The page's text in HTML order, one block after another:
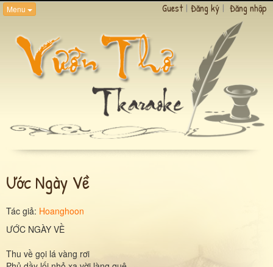
Menu Guest | Đăng ký | Đăng nhập
Ước Ngày Về
Tác giả: Hoanghoon
ƯỚC NGÀY VỀ
Thu về gọi lá vàng rơi